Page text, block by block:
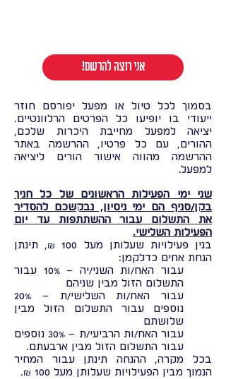
!אני רוצה להרשם
בסמוך לכל טיול או מפעל יפורסם חוזר
ייעודי בו יופיעו כל הפרטים הרלוונטיים.
יציאה למפעל מחייבת היכרות שלכם,
ההורים, עם כל פרטיו, ההרשמה באתר
ההרשמה מהווה אישור הורים ליציאה
למפעל.
שני ימי הפעילות הראשונים של כל חניך
בקן/סניף הם ימי ניסיון, נבקשכם להסדיר
את התשלום עבור ההשתתפות עד יום
הפעילות השלישי.
בגין פעילויות שעלותן מעל 100 ₪, תינתן
הנחת אחים כדלקמן:
עבור האח/ות השני/יה – 10% עבור
התשלום הזול מבין שניהם
עבור האח/ות השלישי/ת – 20%
נוספים עבור התשלום הזול מבין
שלושתם
עבור האח/ות הרביעי/ת – 30% נוספים
עבור התשלום הזול מבין ארבעתם.
בכל מקרה, ההנחה תינתן עבור המחיר
הנמוך מבין הפעילויות שעלותן מעל 100 ₪.